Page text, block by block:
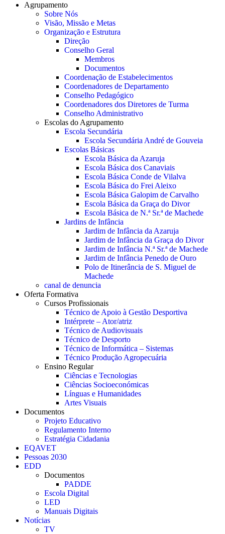
Agrupamento
Sobre Nós
Visão, Missão e Metas
Organização e Estrutura
Direção
Conselho Geral
Membros
Documentos
Coordenação de Estabelecimentos
Coordenadores de Departamento
Conselho Pedagógico
Coordenadores dos Diretores de Turma
Conselho Administrativo
Escolas do Agrupamento
Escola Secundária
Escola Secundária André de Gouveia
Escolas Básicas
Escola Básica da Azaruja
Escola Básica dos Canaviais
Escola Básica Conde de Vilalva
Escola Básica do Frei Aleixo
Escola Básica Galopim de Carvalho
Escola Básica da Graça do Divor
Escola Básica de N.ª Sr.ª de Machede
Jardins de Infância
Jardim de Infância da Azaruja
Jardim de Infância da Graça do Divor
Jardim de Infância N.ª Sr.ª de Machede
Jardim de Infância Penedo de Ouro
Polo de Itinerância de S. Miguel de
Machede
canal de denuncia
Oferta Formativa
Cursos Profissionais
Técnico de Apoio à Gestão Desportiva
Intérprete – Ator/atriz
Técnico de Audiovisuais
Técnico de Desporto
Técnico de Informática – Sistemas
Técnico Produção Agropecuária
Ensino Regular
Ciências e Tecnologias
Ciências Socioeconómicas
Línguas e Humanidades
Artes Visuais
Documentos
Projeto Educativo
Regulamento Interno
Estratégia Cidadania
EQAVET
Pessoas 2030
EDD
Documentos
PADDE
Escola Digital
LED
Manuais Digitais
Notícias
TV